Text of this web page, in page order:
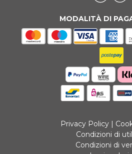
MODALITÀ DI
Privacy Policy|
Condizioni di
Condizioni di